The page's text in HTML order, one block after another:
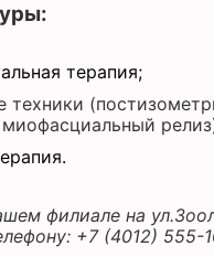
терапия;
техники
филиале на ул.
+7 (4012) 555-